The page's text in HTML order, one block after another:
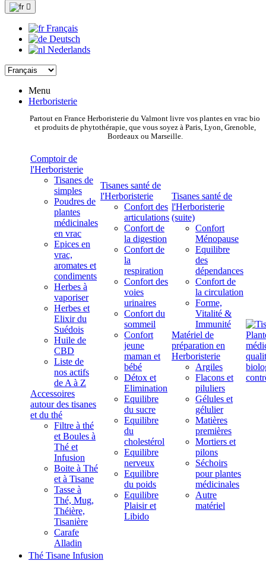

Français
Deutsch
Nederlands
Menu
Herboristerie
Partout en France Herboristerie du Valmont livre vos plantes en vrac bio
et produits de phytothérapie, que vous soyez à Paris, Lyon, Grenoble,
Bordeaux ou Marseille.
Comptoir de
l'Herboristerie
Tisanes de
simples
Poudres de
plantes
médicinales
en vrac
Epices en
vrac,
aromates et
condiments
Herbes à
vaporiser
Herbes et
Elixir du
Suédois
Huile de
CBD
Liste de
nos actifs
de A à Z
Accessoires
autour des tisanes
et du thé
Filtre à thé
et Boules à
Thé et
Infusion
Boite à Thé
et à Tisane
Tasse à
Thé, Mug,
Théière,
Tisanière
Carafe
Alladin
Tisanes santé de
l'Herboristerie
Confort des
articulations
Confort de
la digestion
Confort de
la
respiration
Confort des
voies
urinaires
Confort du
sommeil
Confort
jeune
maman et
bébé
Détox et
Elimination
Equilibre
du sucre
Equilibre
du
cholestérol
Equilibre
nerveux
Equilibre
du poids
Equilibre
Plaisir et
Libido
Tisanes santé de
l'Herboristerie
(suite)
Confort
Ménopause
Equilibre
des
dépendances
Confort de
la circulation
Forme,
Vitalité &
Immunité
Matériel de
préparation en
Herboristerie
Argiles
Flacons et
piluliers
Gélules et
gélulier
Matières
premières
Mortiers et
pilons
Séchoirs
pour plantes
médicinales
Autre
matériel
Thé Tisane Infusion